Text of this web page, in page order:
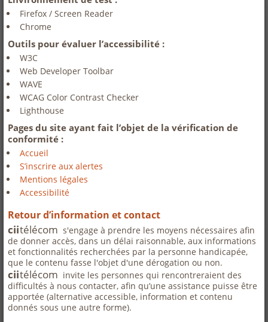
Firefox / Screen Reader
Chrome
Outils pour évaluer l’accessibilité :
W3C
Web Developer Toolbar
WAVE
WCAG Color Contrast Checker
Lighthouse
Pages du site ayant fait l’objet de la vérification de
conformité :
Accueil
S’inscrire aux alertes
Mentions légales
Accessibilité
Retour d’information et contact
ciitélécom s'engage à prendre les moyens nécessaires afin
de donner accès, dans un délai raisonnable, aux informations
et fonctionnalités recherchées par la personne handicapée,
que le contenu fasse l'objet d'une dérogation ou non.
ciitélécom invite les personnes qui rencontreraient des
difficultés à nous contacter, afin qu’une assistance puisse être
apportée (alternative accessible, information et contenu
donnés sous une autre forme).